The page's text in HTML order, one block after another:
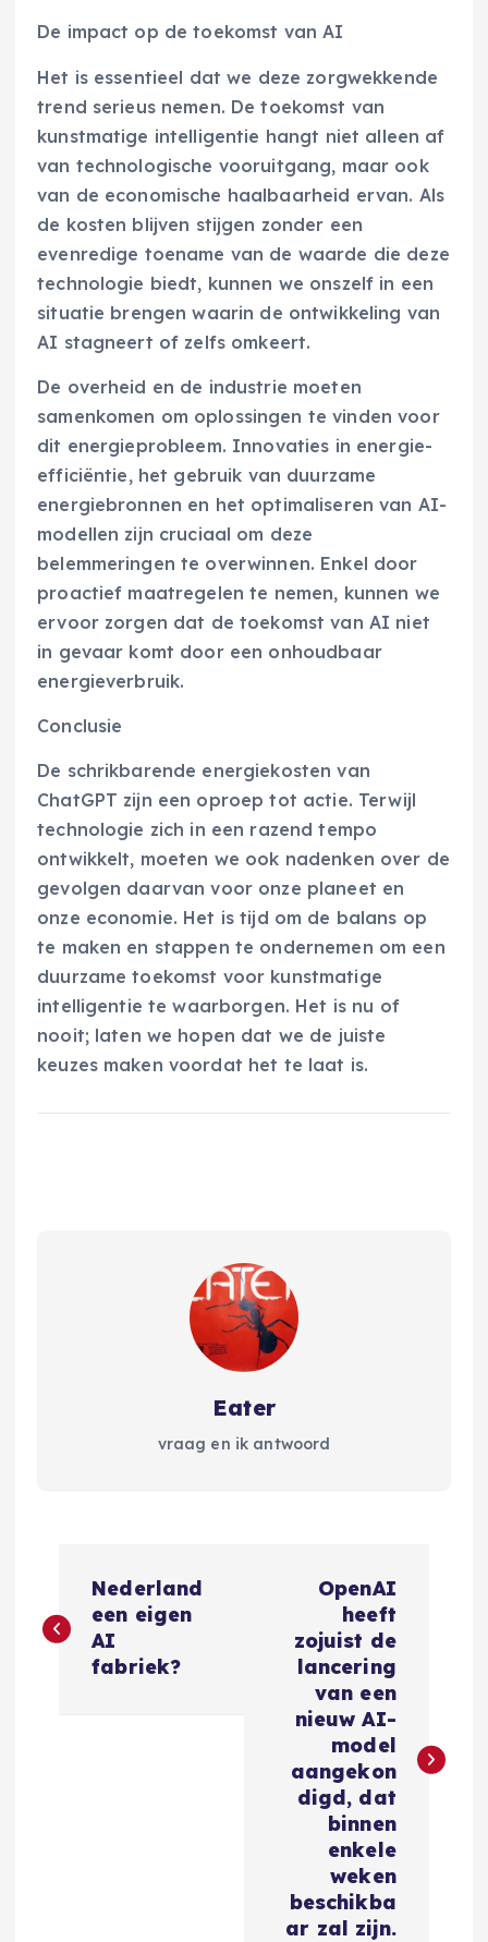
De impact op de toekomst van AI
Het is essentieel dat we deze zorgwekkende
trend serieus nemen. De toekomst van
kunstmatige intelligentie hangt niet alleen af
van technologische vooruitgang, maar ook
van de economische haalbaarheid ervan. Als
de kosten blijven stijgen zonder een
evenredige toename van de waarde die deze
technologie biedt, kunnen we onszelf in een
situatie brengen waarin de ontwikkeling van
AI stagneert of zelfs omkeert.
De overheid en de industrie moeten
samenkomen om oplossingen te vinden voor
dit energieprobleem. Innovaties in energie-
efficiëntie, het gebruik van duurzame
energiebronnen en het optimaliseren van AI-
modellen zijn cruciaal om deze
belemmeringen te overwinnen. Enkel door
proactief maatregelen te nemen, kunnen we
ervoor zorgen dat de toekomst van AI niet
in gevaar komt door een onhoudbaar
energieverbruik.
Conclusie
De schrikbarende energiekosten van
ChatGPT zijn een oproep tot actie. Terwijl
technologie zich in een razend tempo
ontwikkelt, moeten we ook nadenken over de
gevolgen daarvan voor onze planeet en
onze economie. Het is tijd om de balans op
te maken en stappen te ondernemen om een
duurzame toekomst voor kunstmatige
intelligentie te waarborgen. Het is nu of
nooit; laten we hopen dat we de juiste
keuzes maken voordat het te laat is.
Eater
vraag en ik antwoord
e
Nederland
een eigen
AI
fabriek?
OpenAI
heeft
zojuist de
lancering
van een
nieuw AI-
model
aangekon
digd, dat
binnen
enkele
weken
beschikba
ar zal zijn.